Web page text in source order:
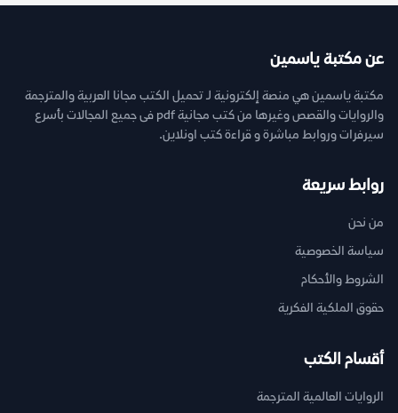
عن مكتبة ياسمين
مكتبة ياسمين هي منصة إلكترونية لـ تحميل الكتب مجانا العربية والمترجمة
والروايات والقصص وغيرها من كتب مجانية pdf فى جميع المجالات بأسرع
سيرفرات وروابط مباشرة و قراءة كتب اونلاين.
روابط سريعة
من نحن
سياسة الخصوصية
الشروط والأحكام
حقوق الملكية الفكرية
أقسام الكتب
الروايات العالمية المترجمة